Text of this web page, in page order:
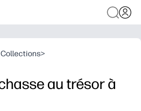
Collections>
au trésor à